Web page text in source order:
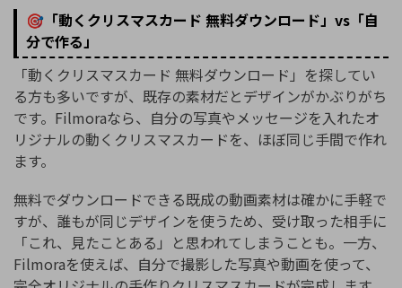
🎯「動くクリスマスカード 無料ダウンロード」vs「自
分で作る」
「動くクリスマスカード 無料ダウンロード」を探してい
る方も多いですが、既存の素材だとデザインがかぶりがち
です。Filmoraなら、自分の写真やメッセージを入れたオ
リジナルの動くクリスマスカードを、ほぼ同じ手間で作れ
ます。
無料でダウンロードできる既成の動画素材は確かに手軽で
すが、誰もが同じデザインを使うため、受け取った相手に
「これ、見たことある」と思われてしまうことも。一方、
Filmoraを使えば、自分で撮影した写真や動画を使って、